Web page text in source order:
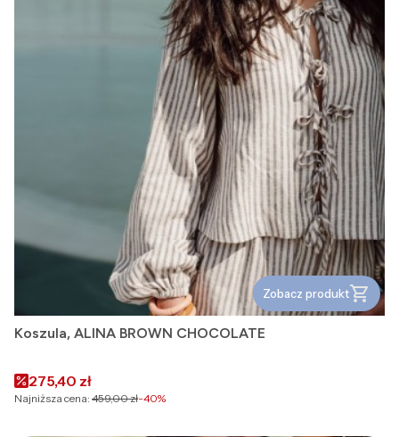
Zobacz produkt
Koszula, ALINA BROWN CHOCOLATE
Cena promocyjna
275,40 zł
Najniższa cena: 459,00 zł-40%